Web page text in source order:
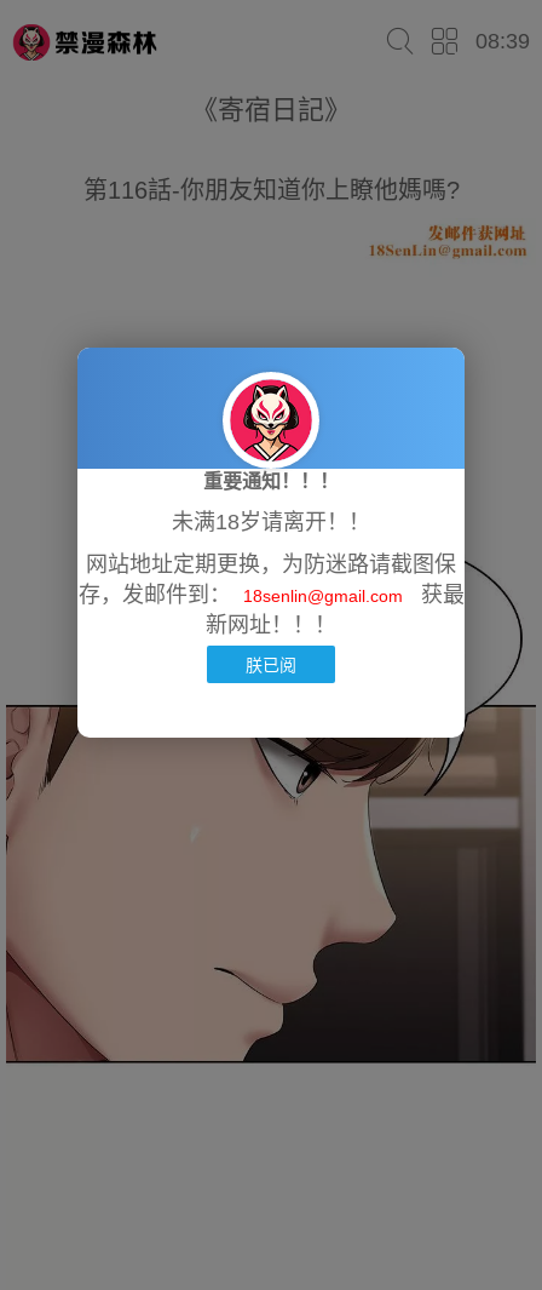
08:39
《寄宿日記》
第116話-你朋友知道你上瞭他媽嗎?
重要通知！！！
未满18岁请离开！！
网站地址定期更换，为防迷路请截图保
存，发邮件到：
18senlin@gmail.com
获最
新网址！！！
朕已阅